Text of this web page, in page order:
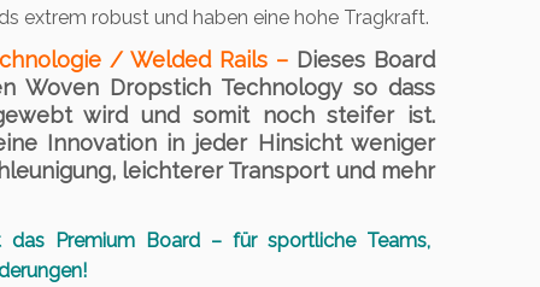
extrem robust und haben eine hohe Tragkraft.
/ Welded Rails – Dieses Board
Woven Dropstich Technology so dass
wird und somit noch steifer ist.
Innovation in jeder Hinsicht weniger
leichterer Transport und mehr
das Premium Board – für sportliche Teams,